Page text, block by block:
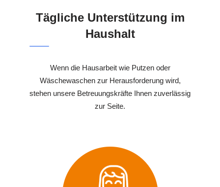
Tägliche Unterstützung im
Haushalt
Wenn die Hausarbeit wie Putzen oder
Wäschewaschen zur Herausforderung wird,
stehen unsere Betreuungskräfte Ihnen zuverlässig
zur Seite.